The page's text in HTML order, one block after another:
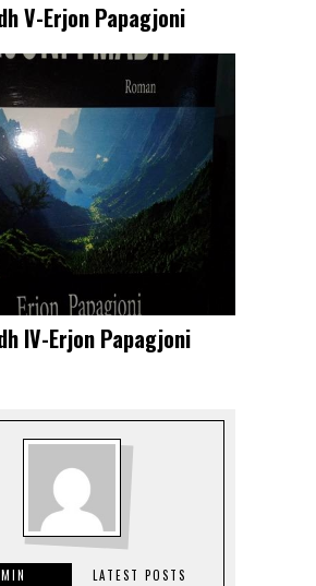
V-Erjon Papagjoni
IV-Erjon Papagjoni
LATEST POSTS